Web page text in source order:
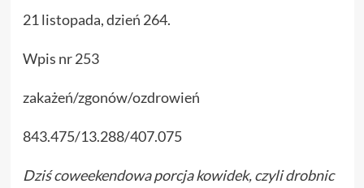
21 listopada, dzień 264.
Wpis nr 253
zakażeń/zgonów/ozdrowień
843.475/13.288/407.075
Dziś coweekendowa porcja kowidek, czyli drobnic